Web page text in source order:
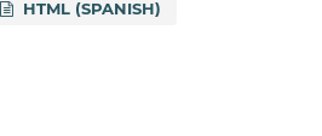
HTML (SPANISH)